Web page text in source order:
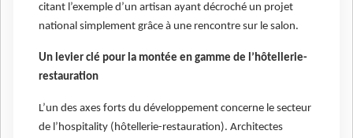
citant l’exemple d’un artisan ayant décroché un projet
national simplement grâce à une rencontre sur le salon.
Un levier clé pour la montée en gamme de l’hôtellerie-
restauration
L’un des axes forts du développement concerne le secteur
de l’hospitality (hôtellerie-restauration). Architectes